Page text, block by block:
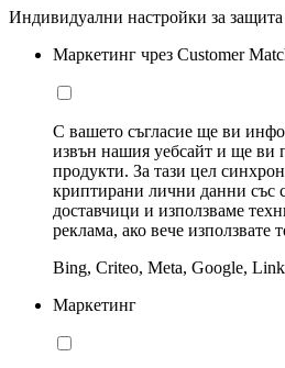
Индивидуални настройки за
Маркетинг чрез Customer
С вашето съгласие ще ви
извън нашия уебсайт и ще ви
продукти. За тази цел
криптирани лични данни със
доставчици и използваме
реклама, ако вече използвате
Bing, Criteo, Meta, Google,
Маркетинг